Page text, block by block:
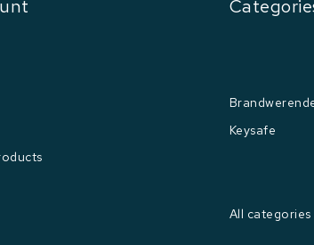
Keysafe
All categories